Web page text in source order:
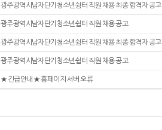
광주광역시남자단기청소년쉼터 직원 채용 최종 합격자 공고
광주광역시남자단기청소년쉼터 직원 채용 공고
광주광역시남자단기청소년쉼터 직원 채용 최종 합격자 공고
광주광역시남자단기청소년쉼터 직원 채용 공고
★ 긴급안내 ★ 홈페이지 서버 오류